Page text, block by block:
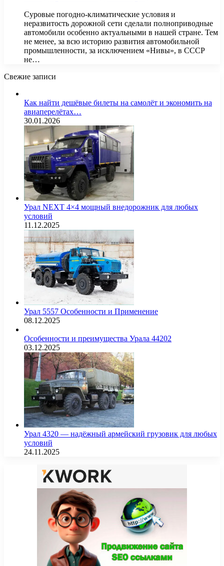
Суровые погодно-климатические условия и
неразвитость дорожной сети сделали полноприводные
автомобили особенно актуальными в нашей стране. Тем
не менее, за всю историю развития автомобильной
промышленности, за исключением «Нивы», в СССР
не…
Свежие записи
Как найти дешёвые билеты на самолёт и экономить на
авиаперелётах…
30.01.2026
Урал NEXT 4×4 мощный внедорожник для любых
условий
11.12.2025
Урал 5557 Особенности и Применение
08.12.2025
Особенности и преимущества Урала 44202
03.12.2025
Урал 4320 — надёжный армейский грузовик для любых
условий
24.11.2025